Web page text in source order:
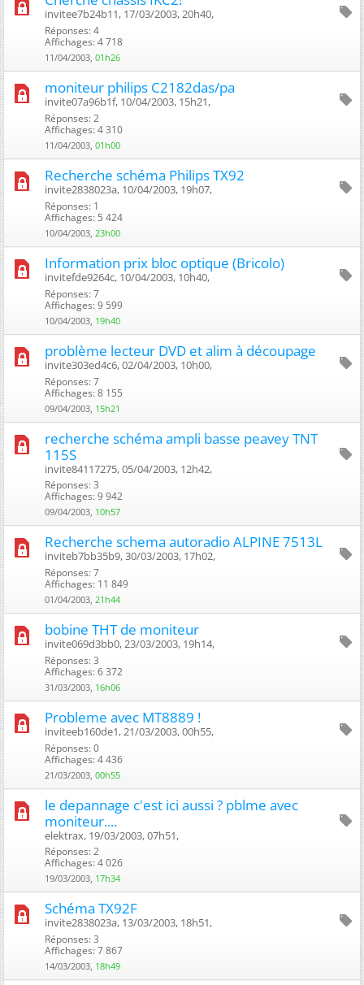
invitee7b24b11, 17/03/2003, 20h40, ‎
Réponses: 4
Affichages: 4 718
11/04/2003, 01h26
moniteur philips C2182das/pa
invite07a96b1f, 10/04/2003, 15h21, ‎
Réponses: 2
Affichages: 4 310
11/04/2003, 01h00
Recherche schéma Philips TX92
invite2838023a, 10/04/2003, 19h07, ‎
Réponses: 1
Affichages: 5 424
10/04/2003, 23h00
Information prix bloc optique (Bricolo)
invitefde9264c, 10/04/2003, 10h40, ‎
Réponses: 7
Affichages: 9 599
10/04/2003, 19h40
problème lecteur DVD et alim à découpage
invite303ed4c6, 02/04/2003, 10h00, ‎
Réponses: 7
Affichages: 8 155
09/04/2003, 15h21
recherche schéma ampli basse peavey TNT
115S
invite84117275, 05/04/2003, 12h42, ‎
Réponses: 3
Affichages: 9 942
09/04/2003, 10h57
Recherche schema autoradio ALPINE 7513L
inviteb7bb35b9, 30/03/2003, 17h02, ‎
Réponses: 7
Affichages: 11 849
01/04/2003, 21h44
bobine THT de moniteur
invite069d3bb0, 23/03/2003, 19h14, ‎
Réponses: 3
Affichages: 6 372
31/03/2003, 16h06
Probleme avec MT8889 !
inviteeb160de1, 21/03/2003, 00h55, ‎
Réponses: 0
Affichages: 4 436
21/03/2003, 00h55
le depannage c'est ici aussi ? pblme avec
moniteur....
elektrax, 19/03/2003, 07h51, ‎
Réponses: 2
Affichages: 4 026
19/03/2003, 17h34
Schéma TX92F
invite2838023a, 13/03/2003, 18h51, ‎
Réponses: 3
Affichages: 7 867
14/03/2003, 18h49